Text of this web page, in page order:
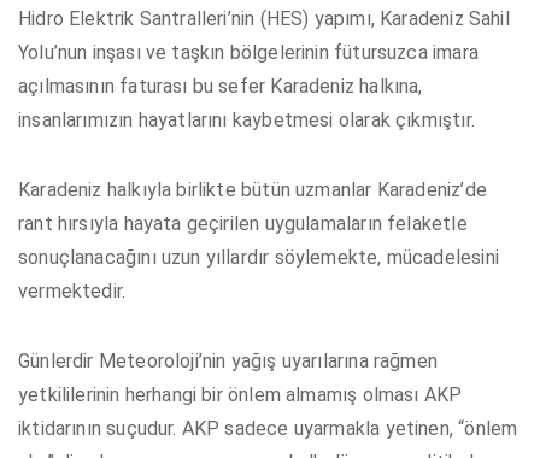
Hidro Elektrik Santralleri’nin (HES) yapımı, Karadeniz Sahil
Yolu’nun inşası ve taşkın bölgelerinin fütursuzca imara
açılmasının faturası bu sefer Karadeniz halkına,
insanlarımızın hayatlarını kaybetmesi olarak çıkmıştır.
Karadeniz halkıyla birlikte bütün uzmanlar Karadeniz’de
rant hırsıyla hayata geçirilen uygulamaların felaketle
sonuçlanacağını uzun yıllardır söylemekte, mücadelesini
vermektedir.
Günlerdir Meteoroloji’nin yağış uyarılarına rağmen
yetkililerinin herhangi bir önlem almamış olması AKP
iktidarının suçudur. AKP sadece uyarmakla yetinen, “önlem